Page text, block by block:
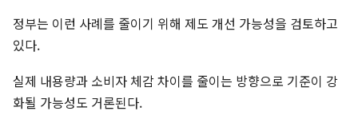
정부는 이런 사례를 줄이기 위해 제도 개선 가능성을 검토하고
있다.
실제 내용량과 소비자 체감 차이를 줄이는 방향으로 기준이 강
화될 가능성도 거론된다.